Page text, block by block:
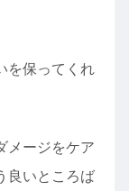
を保ってくれ
メージをケア
良いところば